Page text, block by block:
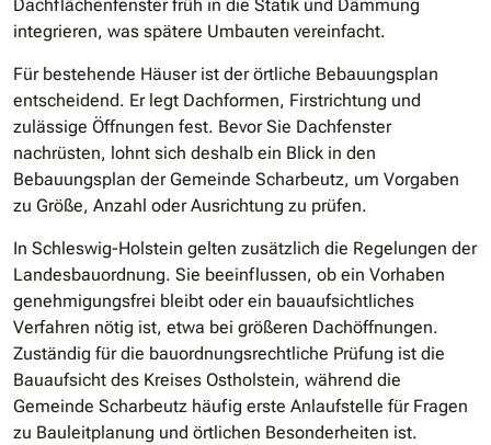
Dachflächenfenster früh in die Statik und Dämmung
integrieren, was spätere Umbauten vereinfacht.
Für bestehende Häuser ist der örtliche Bebauungsplan
entscheidend. Er legt Dachformen, Firstrichtung und
zulässige Öffnungen fest. Bevor Sie Dachfenster
nachrüsten, lohnt sich deshalb ein Blick in den
Bebauungsplan der Gemeinde Scharbeutz, um Vorgaben
zu Größe, Anzahl oder Ausrichtung zu prüfen.
In Schleswig-Holstein gelten zusätzlich die Regelungen der
Landesbauordnung. Sie beeinflussen, ob ein Vorhaben
genehmigungsfrei bleibt oder ein bauaufsichtliches
Verfahren nötig ist, etwa bei größeren Dachöffnungen.
Zuständig für die bauordnungsrechtliche Prüfung ist die
Bauaufsicht des Kreises Ostholstein, während die
Gemeinde Scharbeutz häufig erste Anlaufstelle für Fragen
zu Bauleitplanung und örtlichen Besonderheiten ist.